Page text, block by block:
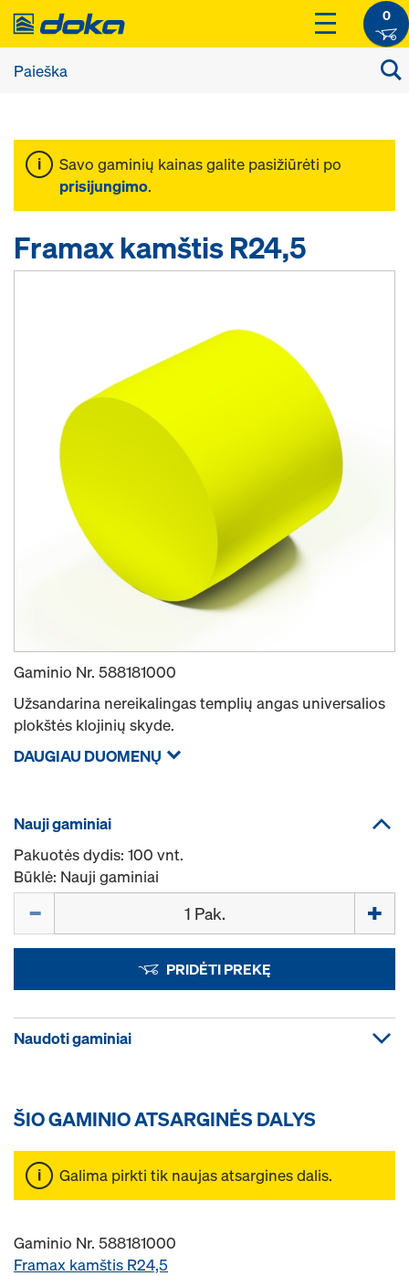
0
Savo gaminių kainas galite pasižiūrėti po
prisijungimo.
Framax kamštis R24,5
Gaminio Nr. 588181000
Užsandarina nereikalingas templių angas universalios
plokštės klojinių skyde.
DAUGIAU DUOMENŲ
Nauji gaminiai
Pakuotės dydis: 100 vnt.
Būklė: Nauji gaminiai
PRIDĖTI PREKĘ
Naudoti gaminiai
ŠIO GAMINIO ATSARGINĖS DALYS
Galima pirkti tik naujas atsargines dalis.
Gaminio Nr. 588181000
Framax kamštis R24,5